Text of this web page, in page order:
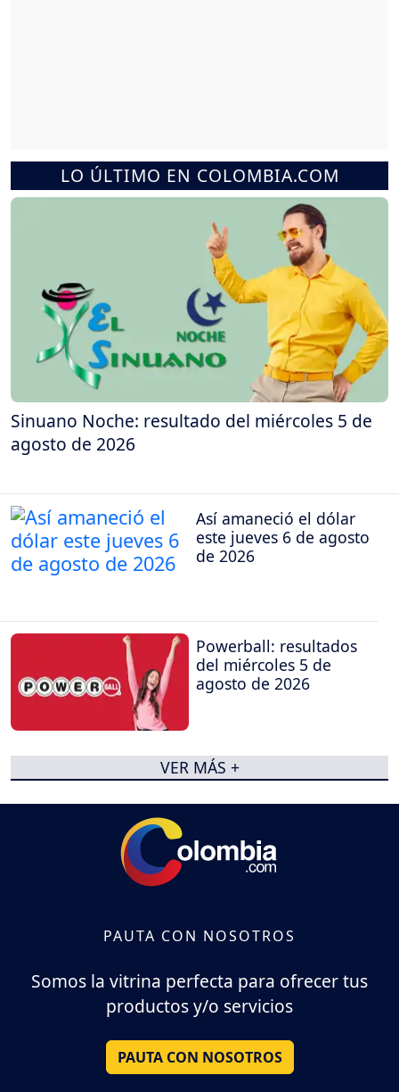
LO ÚLTIMO EN COLOMBIA.COM
Sinuano Noche: resultado del miércoles 5 de
agosto de 2026
Así amaneció el dólar
este jueves 6 de agosto
de 2026
Powerball: resultados
del miércoles 5 de
agosto de 2026
VER MÁS +
PAUTA CON NOSOTROS
Somos la vitrina perfecta para ofrecer tus
productos y/o servicios
PAUTA CON NOSOTROS